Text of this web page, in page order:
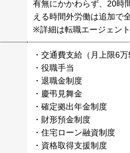
有無にかかわらず、20時
える時間外労働は追加で
※詳細は転職エージェン
・交通費支給（月上限6
・役職手当
・退職金制度
・慶弔見舞金
・確定拠出年金制度
・財形預金制度
・住宅ローン融資制度
・資格取得支援制度